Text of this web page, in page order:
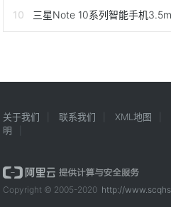
三星Note 10系列智能手机
关于我们 联系我们 XML地图
明
Copyright © 2005-2020 http://